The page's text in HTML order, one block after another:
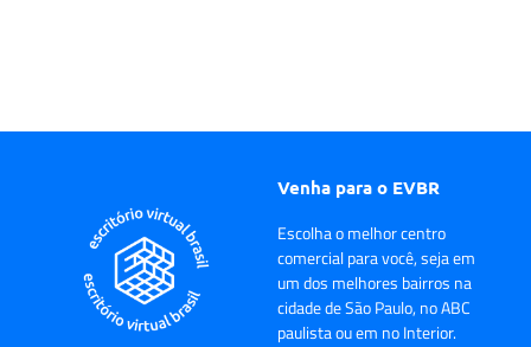
Venha para o EVBR
Escolha o melhor centro
comercial para você, seja em
um dos melhores bairros na
cidade de São Paulo, no ABC
paulista ou em no Interior.